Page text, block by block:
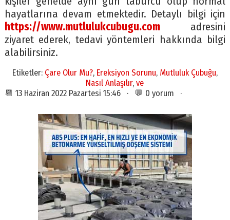
hayatlarına devam etmektedir. Detaylı bilgi için
https://www.mutlulukcubugu.comadresini
ziyaret ederek, tedavi yöntemleri hakkında bilgi
alabilirsiniz.
Etiketler: Çare Olur Mu?, Ereksiyon Sorunu, Mutluluk Çubuğu,
Nasıl Anlaşılır,ve
📆 13 Haziran 2022 Pazartesi 15:46 · 💬 0 yorum ·